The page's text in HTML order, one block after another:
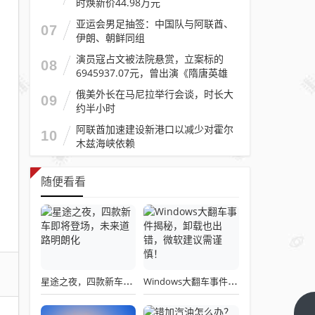
07
亚运会男足抽签：中国队与阿联酋、
伊朗、朝鲜同组
08
演员寇占文被法院悬赏，立案标的
6945937.07元，曾出演《隋唐英雄
传》《逐玉》《镖人》等
09
俄美外长在马尼拉举行会谈，时长大
约半小时
10
阿联酋加速建设新港口以减少对霍尔
木兹海峡依赖
随便看看
星途之夜，四款新车即将登场，未来道路明朗化 Windows大翻车事件揭秘，卸载也出错，微软建议需谨慎！